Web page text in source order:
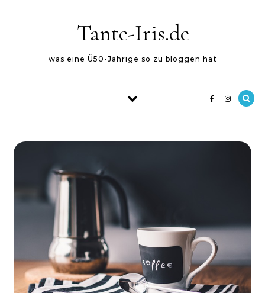
Tante-Iris.de
was eine Ü50-Jährige so zu bloggen hat